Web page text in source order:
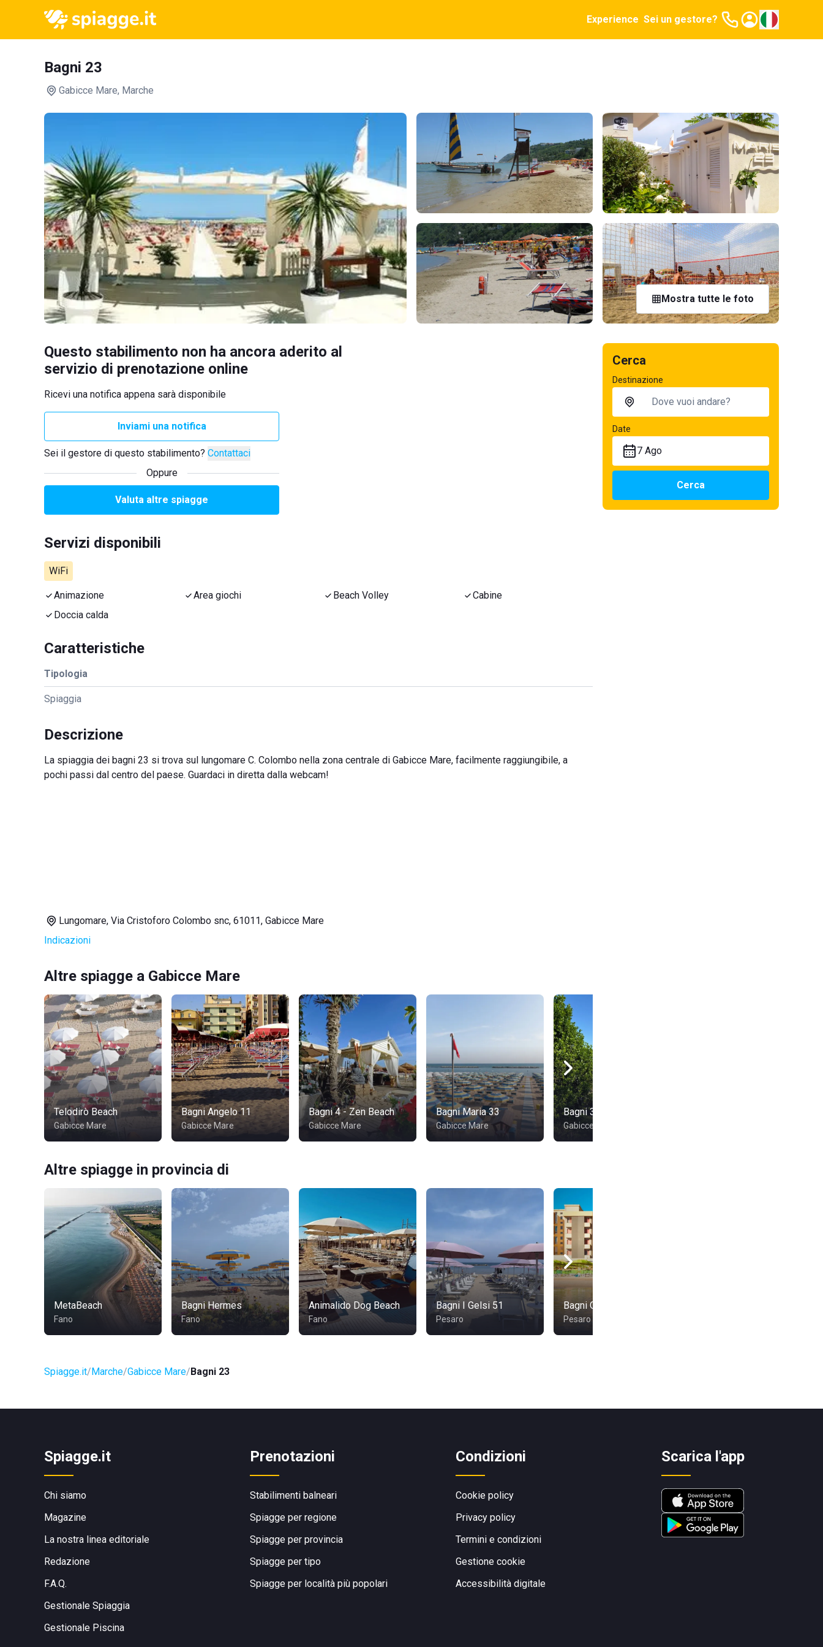
Experience Sei un gestore?
Bagni 23
Gabicce Mare, Marche
Mostra tutte le foto
Questo stabilimento non ha ancora aderito al
servizio di prenotazione online
Ricevi una notifica appena sarà disponibile
Inviami una notifica
Sei il gestore di questo stabilimento? Contattaci
Oppure
Valuta altre spiagge
Servizi disponibili
WiFi
Animazione Area giochi Beach Volley
Cabine
Doccia calda
Caratteristiche
Tipologia
Spiaggia
Descrizione
La spiaggia dei bagni 23 si trova sul lungomare C. Colombo nella zona centrale di Gabicce Mare, facilmente raggiungibile, a
pochi passi dal centro del paese. Guardaci in diretta dalla webcam!
Lungomare, Via Cristoforo Colombo snc, 61011, Gabicce Mare
Indicazioni
Altre spiagge a Gabicce Mare
Telodirò Beach
Gabicce Mare
Bagni Angelo 11
Gabicce Mare
Bagni 4 - Zen Beach
Gabicce Mare
Bagni Maria 33
Gabicce Mare
Bagni 32
Gabicce Mare
Altre spiagge in provincia di
MetaBeach
Fano
Bagni Hermes
Fano
Animalido Dog Beach
Fano
Bagni I Gelsi 51
Pesaro
Bagni Giuseppe 30
Pesaro
Spiagge.it Marche Gabicce Mare Bagni 23
Cerca
Destinazione
Date
7 Ago
Cerca
Spiagge.it
Chi siamo
Magazine
La nostra linea editoriale
Redazione
F.A.Q.
Gestionale Spiaggia
Gestionale Piscina
Prenotazioni
Stabilimenti balneari
Spiagge per regione
Spiagge per provincia
Spiagge per tipo
Spiagge per località più popolari
Condizioni
Cookie policy
Privacy policy
Termini e condizioni
Gestione cookie
Accessibilità digitale
Scarica l'app